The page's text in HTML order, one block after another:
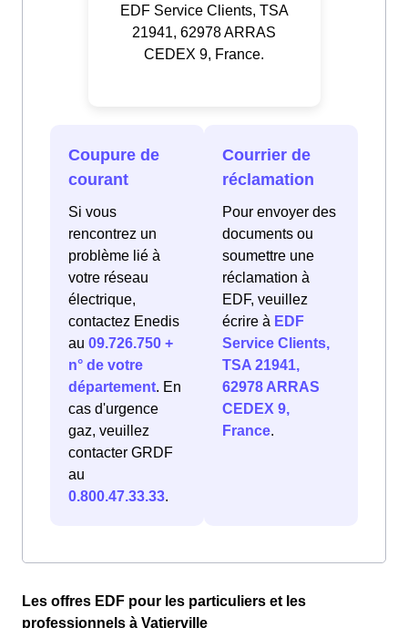
EDF Service Clients, TSA
21941, 62978 ARRAS
CEDEX 9, France.
Coupure de
courant
Si vous
rencontrez un
problème lié à
votre réseau
électrique,
contactez Enedis
au 09.726.750 +
n° de votre
département. En
cas d'urgence
gaz, veuillez
contacter GRDF
au
0.800.47.33.33.
Courrier de
réclamation
Pour envoyer des
documents ou
soumettre une
réclamation à
EDF, veuillez
écrire à EDF
Service Clients,
TSA 21941,
62978 ARRAS
CEDEX 9,
France.
Les offres EDF pour les particuliers et les
professionnels à Vatierville